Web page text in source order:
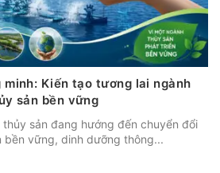
minh: Kiến tạo tương lai ngành
sản bền vững
sản đang hướng đến chuyển đổi
bền vững, dinh dưỡng thông...